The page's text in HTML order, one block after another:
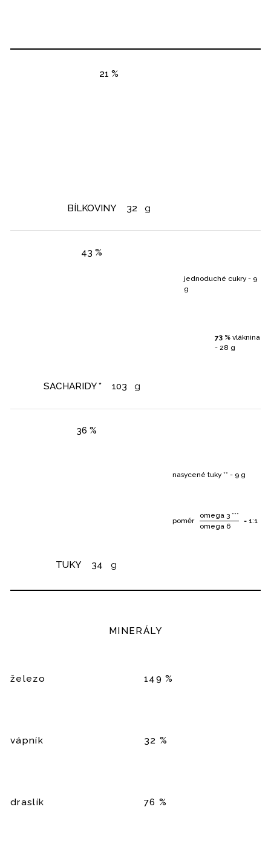
21 %
BÍLKOVINY 32 g
43 %
SACHARIDY * 103 g
jednoduché cukry - 9
g
73 % vláknina
- 28 g
36 %
TUKY 34 g
nasycené tuky ** - 9 g
poměr
omega 3 ***
omega 6
= 1:1
MINERÁLY
železo 149 %
vápník 32 %
draslík 76 %